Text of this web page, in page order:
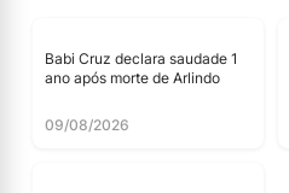
Babi Cruz declara saudade 1
ano após morte de Arlindo
09/08/2026